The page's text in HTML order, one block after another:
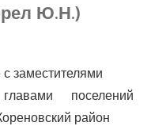
Ю.Н.)
заместителями
поселений
район